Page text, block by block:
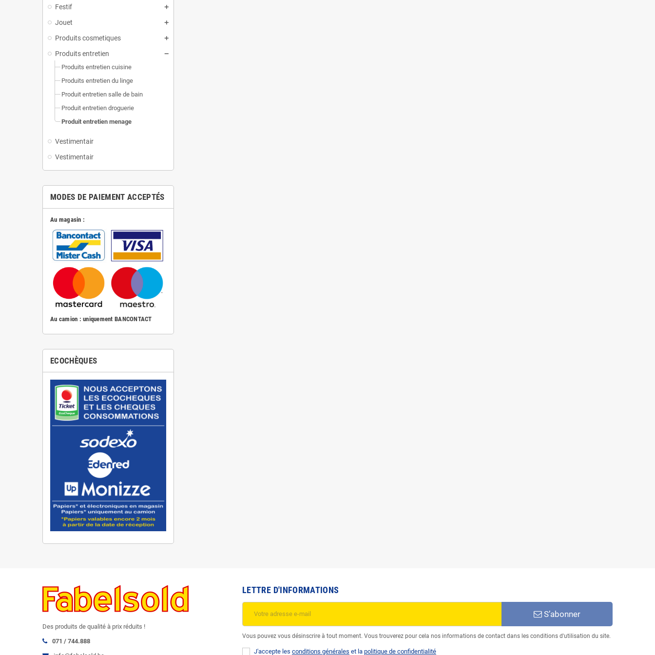
Festif
Jouet
Produits cosmetiques
Produits entretien
Produits entretien cuisine
Produits entretien du linge
Produit entretien salle de bain
Produit entretien droguerie
Produit entretien menage
Vestimentair
Vestimentair
MODES DE PAIEMENT ACCEPTÉS
Au magasin :
Au camion : uniquement BANCONTACT
ECOCHÈQUES
Des produits de qualité à prix réduits !
071 / 744.888
LETTRE D'INFORMATIONS
S’abonner
Vous pouvez vous désinscrire à tout moment. Vous trouverez pour cela nos informations de contact dans les conditions d'utilisation du site.
J'accepte les conditions générales et la politique de confidentialité